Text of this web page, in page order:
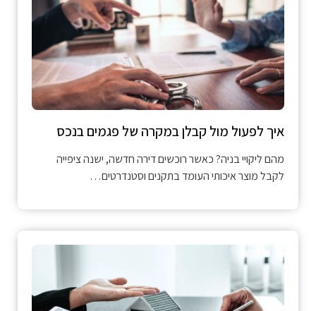
איך לפעול מול קבלן במקרה של פגמים בנכס
מהם ליקויי בניה? כאשר רוכשים דירה חדשה, ישנה ציפייה
לקבל מוצר איכותי העומד בתקנים וסטנדרטים…